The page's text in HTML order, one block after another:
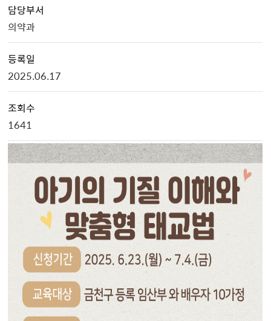
담당부서
의약과
등록일
2025.06.17
조회수
1641